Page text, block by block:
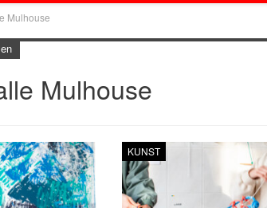
Mulhouse
Mulhouse
KUNST